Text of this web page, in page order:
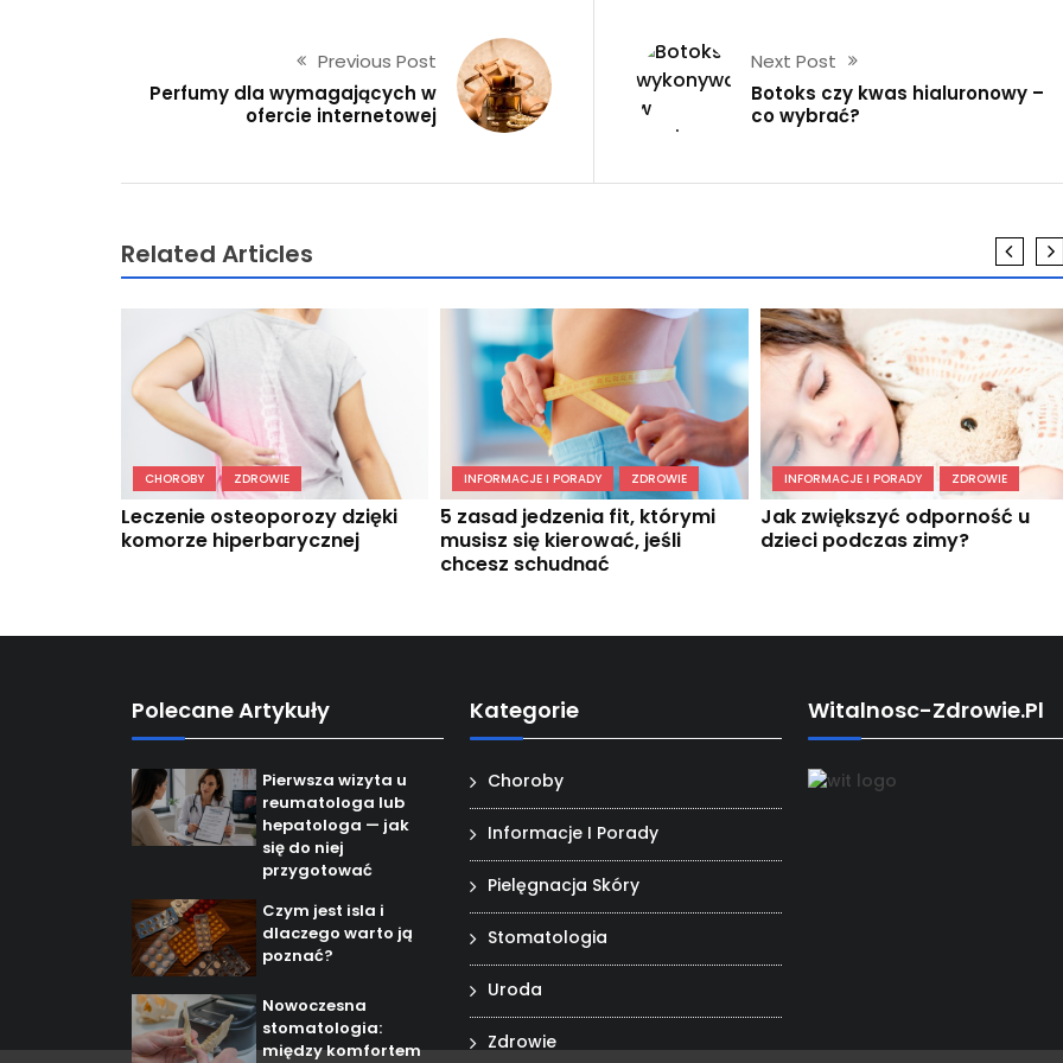
Previous Post
Perfumy dla wymagających w
ofercie internetowej
Next Post
Botoks czy kwas hialuronowy –
co wybrać?
Related Articles
CHOROBY ZDROWIE
Leczenie osteoporozy dzięki
komorze hiperbarycznej
INFORMACJE I PORADY ZDROWIE
5 zasad jedzenia fit, którymi
musisz się kierować, jeśli
chcesz schudnąć
INFORMACJE I PORADY ZDROWIE
Jak zwiększyć odporność u
dzieci podczas zimy?
Polecane Artykuły
Pierwsza wizyta u
reumatologa lub
hepatologa — jak
się do niej
przygotować
Czym jest isla i
dlaczego warto ją
poznać?
Nowoczesna
stomatologia:
między komfortem
Kategorie
Choroby
Informacje I Porady
Pielęgnacja Skóry
Stomatologia
Uroda
Zdrowie
Witalnosc-Zdrowie.pl